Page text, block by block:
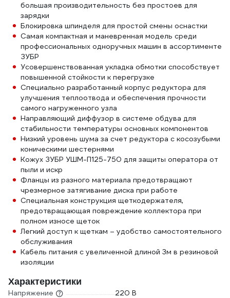
большая производительность без простоев для
зарядки
Блокировка шпинделя для простой смены оснастки
Самая компактная и маневренная модель среди
профессиональных одноручных машин в ассортименте
ЗУБР
Усовершенствованная укладка обмотки способствует
повышенной стойкости к перегрузке
Специально разработанный корпус редуктора для
улучшения теплоотвода и обеспечения прочности
самого нагруженного узла
Направляющий диффузор в системе обдува для
стабильности температуры основных компонентов
Низкий уровень шума за счет редуктора с косозубыми
коническими шестернями
Кожух ЗУБР УШМ-П125-750 для защиты оператора от
пыли и искр
Фланцы из разного материала предотвращают
чрезмерное затягивание диска при работе
Специальная конструкция щеткодержателя,
предотвращающая повреждение коллектора при
полном износе щеток
Легкий доступ к щеткам – удобство самостоятельного
обслуживания
Кабель питания с увеличенной длиной 3м в резиновой
изоляции
Характеристики
Напряжение
220 В